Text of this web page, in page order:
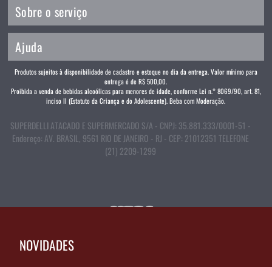
NOVIDADES
Sobre o serviço
Ajuda
Produtos sujeitos à disponibilidade de cadastro e estoque no dia da entrega. Valor mínimo para
entrega é de R$ 500,00.
Proibida a venda de bebidas alcoólicas para menores de idade, conforme Lei n.° 8069/90, art. 81,
inciso II (Estatuto da Criança e do Adolescente). Beba com Moderação.
SUPERDELLI ATACADO E SUPERMERCADO S/A - CNPJ: 35.881.333/0001-51 -
Endereço: AV. BRASIL, 9561 RIO DE JANEIRO - RJ - CEP: 21012351 TELEFONE
(21) 2209-1299
Cookies Mega Box: